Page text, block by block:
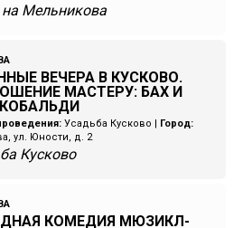
на Мельникова
ВЕЧЕРА В КУСКОВО.
МАСТЕРУ: БАХ И
Усадьба Кусково | Город:
ул. Юности, д. 2
Кусково
КОМЕДИЯ МЮЗИКЛ-